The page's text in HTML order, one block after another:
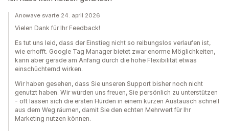
Anowave svarte 24. april 2026
Vielen Dank für Ihr Feedback!
Es tut uns leid, dass der Einstieg nicht so reibungslos verlaufen ist,
wie erhofft. Google Tag Manager bietet zwar enorme Möglichkeiten,
kann aber gerade am Anfang durch die hohe Flexibilität etwas
einschüchternd wirken.
Wir haben gesehen, dass Sie unseren Support bisher noch nicht
genutzt haben. Wir würden uns freuen, Sie persönlich zu unterstützen
- oft lassen sich die ersten Hürden in einem kurzen Austausch schnell
aus dem Weg räumen, damit Sie den echten Mehrwert für Ihr
Marketing nutzen können.